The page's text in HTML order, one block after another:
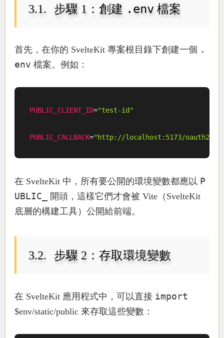
步驟 1：創建 .env 檔案
首先，在你的 SvelteKit 專案根目錄下創建一個 .
env 檔案。例如：
PUBLIC_CLIENT_ID="test-id"
PUBLIC_CALLBACK="http://localhost:5173/
在 SvelteKit 中，所有要公開的環境變數都應以 P
UBLIC_
開頭，這樣它們才會被 Vite（SvelteKit
底層的構建工具）公開給前端。
步驟 2：存取環境變數
在 SvelteKit 應用程式中，可以直接 import
$env/static/public 來存取這些變數：